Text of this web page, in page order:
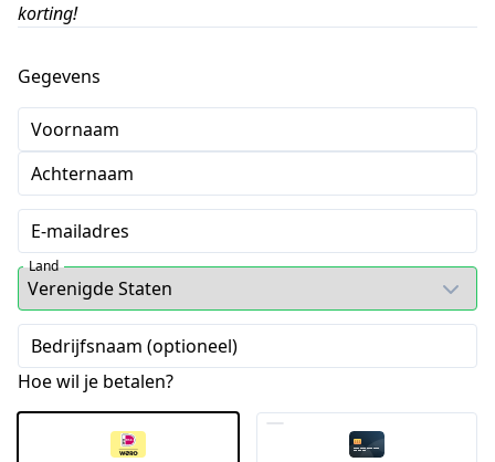
korting!
Gegevens
Voornaam
Achternaam
E-mailadres
Land
Bedrijfsnaam (optioneel)
Hoe wil je betalen?